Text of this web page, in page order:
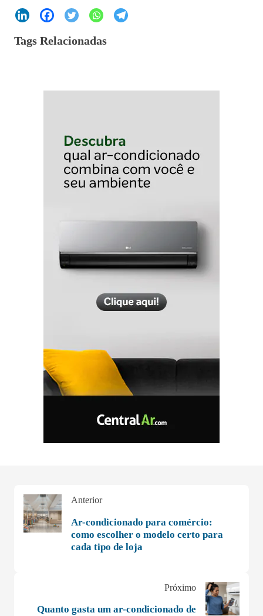
Tags Relacionadas
Anterior
Ar-condicionado para comércio:
como escolher o modelo certo para
cada tipo de loja
Próximo
Quanto gasta um ar-condicionado de